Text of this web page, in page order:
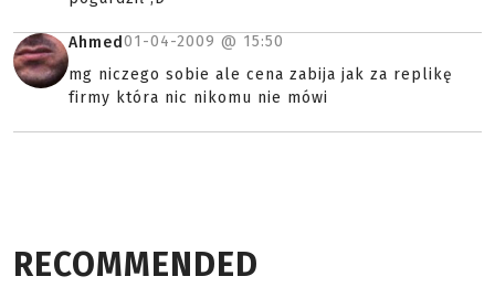
Ahmed01-04-2009 @ 15:50
mg niczego sobie ale cena zabija jak za replikę
firmy która nic nikomu nie mówi
RECOMMENDED